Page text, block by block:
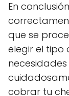
En
que se
elegir el tipo
cobrar tu